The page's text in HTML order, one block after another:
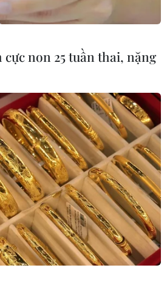
non 25 tuần thai, nặng